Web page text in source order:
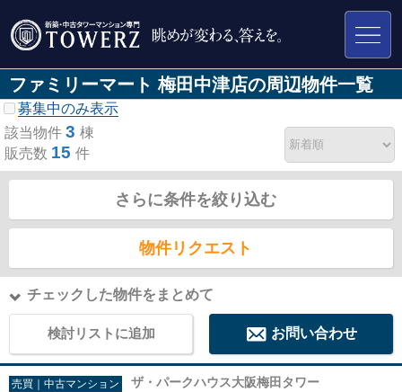
ファミリーマート 梅田中津店の周辺物件一覧
募集中のみ表示
該当物件 3 棟
販売数 15 件
さらに条件を絞り込む
物件リクエスト
チェックした物件をまとめて
検討リストに追加 お問い合わせ
売買｜中古マンション ザ・パークハウス大阪梅田タワー